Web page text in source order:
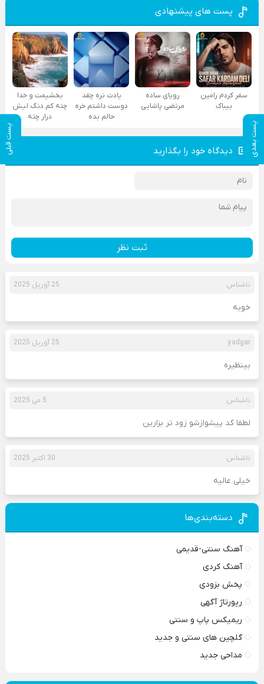
پست بعدی پست قبلی
پست های پیشنهادی
سفر کردم رامین
بیباک
رویای ساده
مرتضی پاشایی
یادت نره چقد
دوست داشتم خره
حالم بده
بخشیمت و خدا
چته کم دنگ لیش
درار چته
دیدگاه خود را بگذارید
ثبت نظر
ناشناس 25 آوریل 2025
خوبه
yadgar 25 آوریل 2025
بینظیره
ناشناس 5 می 2025
لطفا کد پیشوازشو زود تر بزارین
ناشناس 30 اکتبر 2025
خیلی عالیه
دسته‌بندی‌ها
آهنگ سنتی-قدیمی
آهنگ کردی
پخش بزودی
رپورتاژ آگهی
ریمیکس پاپ و سنتی
گلچین های سنتی و جدید
مداحی جدید